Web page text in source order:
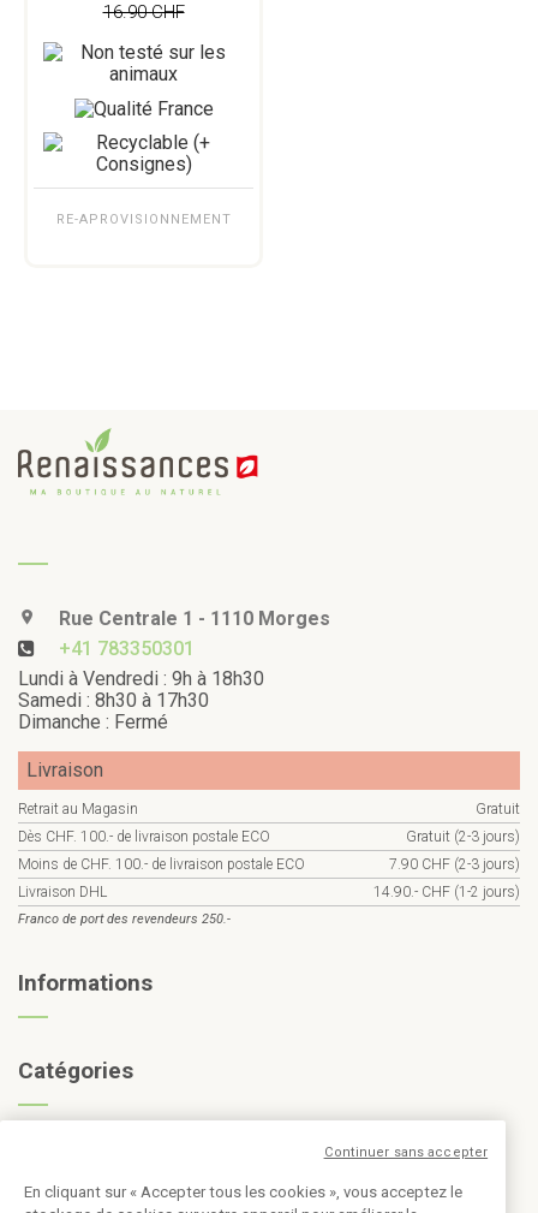
16.90 CHF
RE-APROVISIONNEMENT
Rue Centrale 1 - 1110 Morges
+41 783350301
Lundi à Vendredi : 9h à 18h30
Samedi : 8h30 à 17h30
Dimanche : Fermé
Livraison
Retrait au Magasin
Gratuit
Dès CHF. 100.- de livraison postale ECO
Gratuit (2-3 jours)
Moins de CHF. 100.- de livraison postale ECO
7.90 CHF (2-3 jours)
Livraison DHL
14.90.- CHF (1-2 jours)
Franco de port des revendeurs 250.-
Informations
Catégories
En cliquant sur « Accepter tous les cookies », vous acceptez le
Continuer sans accepter